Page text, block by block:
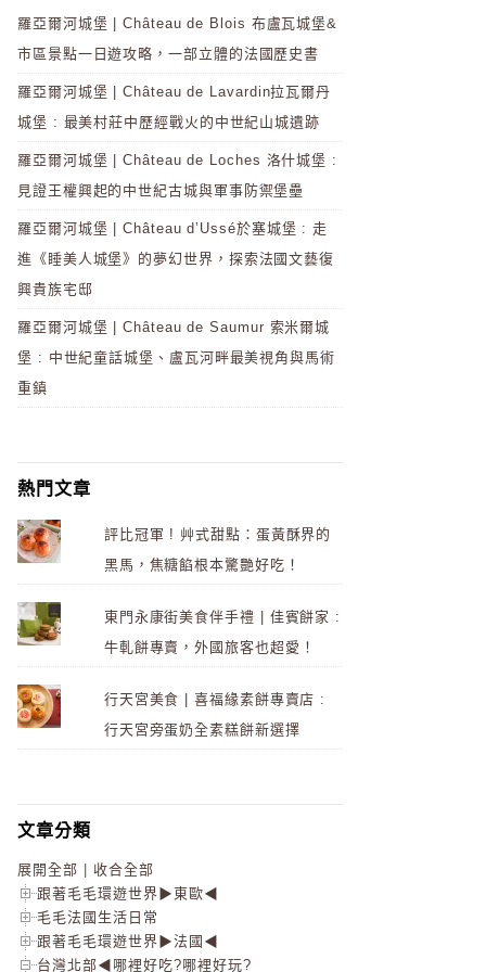
羅亞爾河城堡 | Château de Blois 布盧瓦城堡&
市區景點一日遊攻略，一部立體的法國歷史書
羅亞爾河城堡 | Château de Lavardin拉瓦爾丹
城堡 : 最美村莊中歷經戰火的中世紀山城遺跡
羅亞爾河城堡 | Château de Loches 洛什城堡 :
見證王權興起的中世紀古城與軍事防禦堡壘
羅亞爾河城堡 | Château d’Ussé於塞城堡 : 走
進《睡美人城堡》的夢幻世界，探索法國文藝復
興貴族宅邸
羅亞爾河城堡 | Château de Saumur 索米爾城
堡 : 中世紀童話城堡、盧瓦河畔最美視角與馬術
重鎮
熱門文章
評比冠軍 ! 艸式甜點：蛋黃酥界的
黑馬，焦糖餡根本驚艷好吃！
東門永康街美食伴手禮 | 佳賓餅家 :
牛軋餅專賣，外國旅客也超愛！
行天宮美食 | 喜福緣素餅專賣店 :
行天宮旁蛋奶全素糕餅新選擇
文章分類
展開全部
收合全部
跟著毛毛環遊世界▶東歐◀
毛毛法國生活日常
跟著毛毛環遊世界▶法國◀
台灣北部◀哪裡好吃?哪裡好玩?